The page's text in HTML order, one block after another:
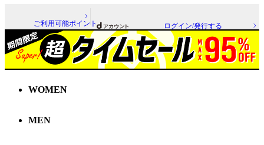
ご利用可能ポイント ログイン/発行する
WOMEN
MEN